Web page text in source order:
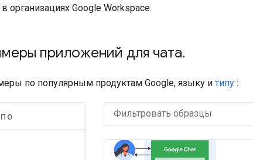
организациях Google Workspace.
приложений для чата.
по популярным продуктам Google, языку и типу :